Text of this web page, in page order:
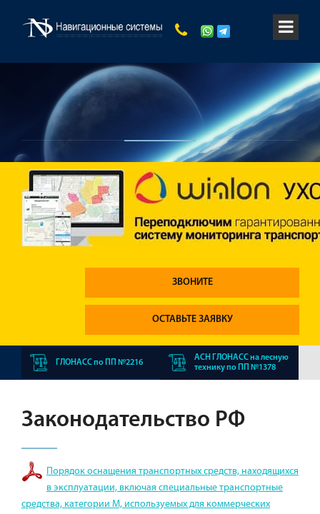
ЗВОНИТЕ
ОСТАВЬТЕ ЗАЯВКУ
ГЛОНАСС по ПП №2216
АСН ГЛОНАСС на лесную
технику по ПП №1378
Законодательство РФ
Порядок оснащения транспортных средств, находящихся
в эксплуатации, включая специальные транспортные
средства, категории M, используемых для коммерческих